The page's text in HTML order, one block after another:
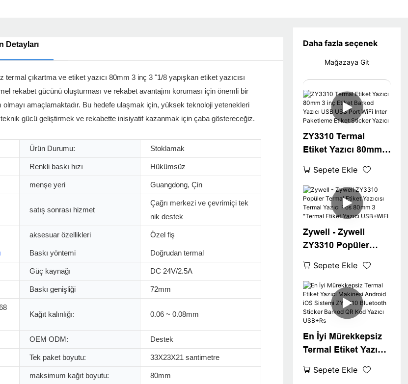
Daha fazla seçenek
Mağazaya Git
ZY3310 Termal
Etiket Yazıcı 80mm 3
Yazıcı USB USB Port
WiFi Inter Paketleme
Etiket Sticker Yazıcı
Sepete Ekle
Zywell - Zywell
ZY3310 Popüler
Yazıcısı Termal
Yazıcı Pos 80mm 3
"Termal Etiket Yazıcı
USB+WIFI
Sepete Ekle
En İyi Mürekkepsiz
Termal Etiket Yazıcı
iOS Sistemi ZY3310
Sepete Ekle
Detayları
çıkartma ve etiket yazıcı 80mm 3 inç 3 "1/8 yapışkan etiket yazıcısı
rekabet gücünü oluşturması ve rekabet avantajını koruması için önemli bir
amaçlamaktadır. Bu hedefe ulaşmak için, yüksek teknoloji yetenekleri
gücü geliştirmek ve rekabette inisiyatif kazanmak için çaba göstereceğiz.
Ürün Durumu: Stoklamak
Renkli baskı hızı Hükümsüz
menşe yeri Guangdong, Çin
satış sonrası hizmet
Çağrı merkezi ve çevrimiçi tek
nik destek
aksesuar özellikleri Özel fiş
Baskı yöntemi Doğrudan termal
Güç kaynağı DC 24V/2.5A
Baskı genişliği 72mm
Kağıt kalınlığı: 0.06 ~ 0.08mm
OEM ODM: Destek
Tek paket boyutu: 33X23X21 santimetre
maksimum kağıt boyutu: 80mm